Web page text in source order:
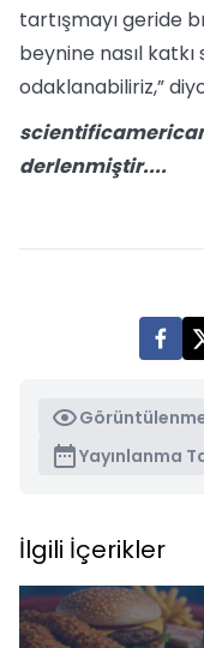
tartışmayı geride
beynine nasıl katkı
odaklanabiliriz,”
derlenmiştir....
Yayınlanma
İlgili İçerikler